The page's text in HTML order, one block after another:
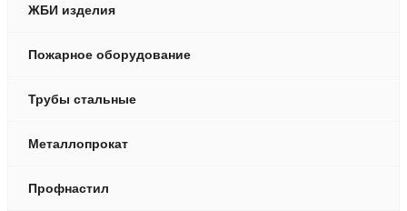
ЖБИ изделия
Пожарное оборудование
Трубы стальные
Металлопрокат
Профнастил